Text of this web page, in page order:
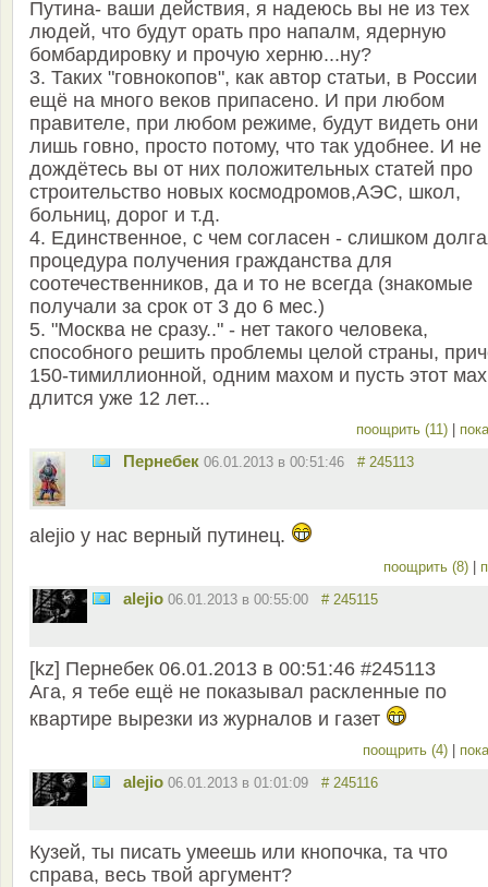
Путина- ваши действия, я надеюсь вы не из тех
людей, что будут орать про напалм, ядерную
бомбардировку и прочую херню...ну?
3. Таких "говнокопов", как автор статьи, в России
ещё на много веков припасено. И при любом
правителе, при любом режиме, будут видеть они
лишь говно, просто потому, что так удобнее. И не
дождётесь вы от них положительных статей про
строительство новых космодромов,АЭС, школ,
больниц, дорог и т.д.
4. Единственное, с чем согласен - слишком
процедура получения гражданства для
соотечественников, да и то не всегда (знакомые
получали за срок от 3 до 6 мес.)
5. "Москва не сразу.." - нет такого человека,
способного решить проблемы целой страны,
150-тимиллионной, одним махом и пусть этот мах
длится уже 12 лет...
поощрить (11) |
Пернебек 06.01.2013 в 00:51:46 # 245113
alejio у нас верный путинец.
поощрить (8) |
alejio 06.01.2013 в 00:55:00 # 245115
[kz] Пернебек 06.01.2013 в 00:51:46 #245113
Ага, я тебе ещё не показывал раскленные по
квартире вырезки из журналов и газет
поощрить (4) |
alejio 06.01.2013 в 01:01:09 # 245116
Кузей, ты писать умеешь или кнопочка, та что
справа, весь твой аргумент?